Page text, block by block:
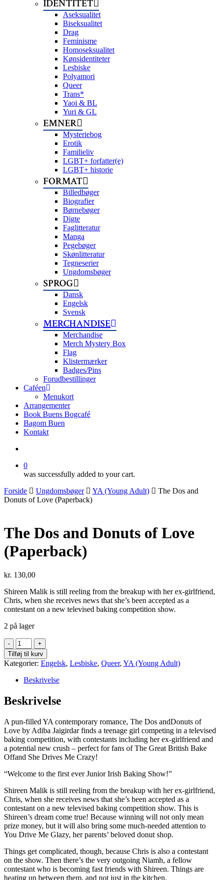
IDENTITET
Aseksualitet
Biseksualitet
Drag
Feminisme
Homoseksualitet
Kønsidentiteter
Lesbiske
Polyamori
Queer
Trans*
Yaoi & BL
Yuri & GL
EMNER
Mysteriebog
Erotik
Familieliv
LGBT+ forfatter(e)
LGBT+ historie
FORMAT
Billedbøger
Biografier
Børnebøger
Digte
Faglitteratur
Manga
Pegebøger
Skønlitteratur
Tegneserier
Ungdomsbøger
SPROG
Dansk
Engelsk
Svensk
MERCHANDISE
Merchandise
Merch Mystery Box
Flag
Klistermærker
Badges/Pins
Forudbestillinger
Caféen
Menukort
Arrangementer
Book Buens Bogcafé
Bagom Buen
Kontakt
0
was successfully added to your cart.
Forside
Ungdomsbøger YA (Young Adult)
The Dos and
Donuts of Love (Paperback)
The Dos and Donuts of Love
(Paperback)
kr. 130,00
Shireen Malik is still reeling from the breakup with her ex-girlfriend,
Chris, when she receives news that she’s been accepted as a
contestant on a new televised baking competition show.
2 på lager
The
Dos
and
Donuts
of
Love
(Paperback)
antal
Tilføj til kurv
Kategorier: Engelsk, Lesbiske, Queer, YA (Young Adult)
Beskrivelse
Beskrivelse
A pun-filled YA contemporary romance, The Dos andDonuts of
Love by Adiba Jaigirdar finds a teenage girl competing in a televised
baking competition, with contestants including her ex-girlfriend and
a potential new crush – perfect for fans ofThe Great British Bake
Offand She Drives Me Crazy!
“Welcome to the first ever Junior Irish Baking Show!”
Shireen Malik is still reeling from the breakup with her ex-girlfriend,
Chris, when she receives news that she’s been accepted as a
contestant on a new televised baking competition show. This is
Shireen’s dream come true! Because winning will not only mean
prize money, but it will also bring some much-needed attention to
You Drive Me Glazy, her parents’ beloved donut shop.
Things get complicated, though, because Chris is also a contestant
on the show. Then there’s the very outgoing Niamh, a fellow
contestant who is becoming fast friends with Shireen. Things are
heating up between them, and not just in the kitchen.